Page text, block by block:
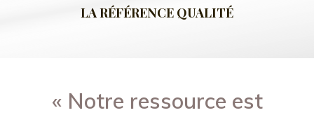
LA RÉFÉRENCE QUALITÉ
« Notre ressource est